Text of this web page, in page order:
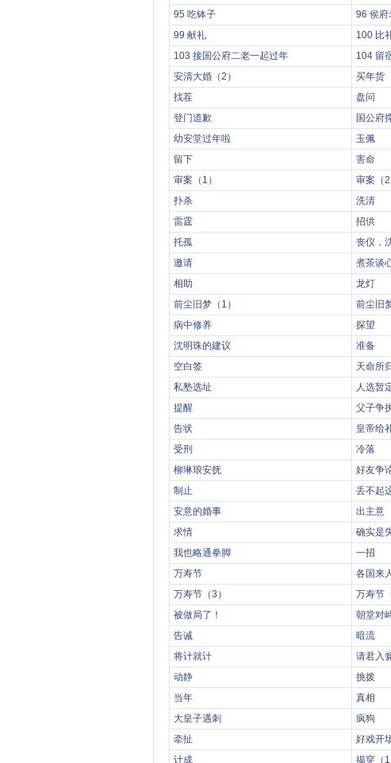
95 吃钵子
96 侯府
99 献礼
100 比
103 接国公府二老一起过年
104 留
安清大婚（2）
买年货
找茬
盘问
登门道歉
国公府
幼安堂过年啦
玉佩
留下
害命
审案（1）
审案（2
扑杀
洗清
雷霆
招供
托孤
丧仪，
邀请
煮茶谈
相助
龙灯
前尘旧梦（1）
前尘旧
病中修养
探望
沈明珠的建议
准备
空白签
天命所
私塾选址
人选暂
提醒
父子争
告状
皇帝给
受刑
冷落
柳琳琅安抚
好友争
制止
丢不起
安意的婚事
出主意
求情
确实是
我也略通拳脚
一招
万寿节
各国来
万寿节（3）
万寿节
被做局了！
朝堂对
告诫
暗流
将计就计
请君入
动静
挑拨
当年
真相
大皇子遇刺
疯狗
牵扯
好戏开
计成
揭穿（1